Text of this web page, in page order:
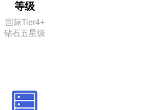
等级
国际Tier4+
钻石五星级